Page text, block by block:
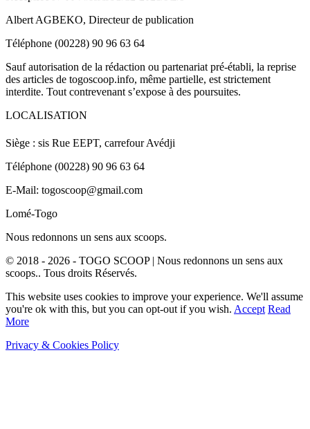
Albert AGBEKO, Directeur de publication
Téléphone (00228) 90 96 63 64
Sauf autorisation de la rédaction ou partenariat pré-établi, la reprise
des articles de togoscoop.info, même partielle, est strictement
interdite. Tout contrevenant s’expose à des poursuites.
LOCALISATION
Siège : sis Rue EEPT, carrefour Avédji
Téléphone (00228) 90 96 63 64
E-Mail: togoscoop@gmail.com
Lomé-Togo
Nous redonnons un sens aux scoops.
© 2018 - 2026 - TOGO SCOOP | Nous redonnons un sens aux
scoops.. Tous droits Réservés.
This website uses cookies to improve your experience. We'll assume
you're ok with this, but you can opt-out if you wish. Accept Read
More
Privacy & Cookies Policy